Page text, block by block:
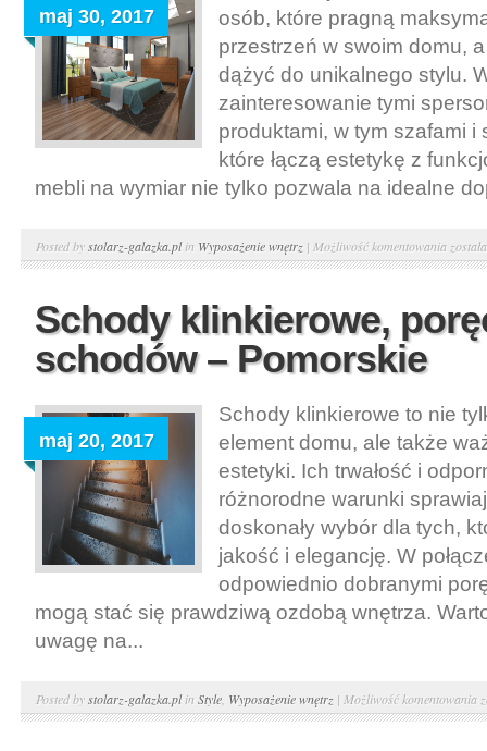
domu
–
Poznań
maj 30, 2017
osób, które pragną
przestrzeń w swoim domu,
dążyć do unikalnego stylu.
zainteresowanie tymi
produktami, w tym szafami i
które łączą estetykę z
mebli na wymiar nie tylko pozwala na idealne
Posted bystolarz-galazka.plin Wyposażenie wnętrz | Możliwość komentowania Meble
na
szafy
wymiar
–
Poznań
Schody klinkierowe,
schodów – Pomorskie
maj 20, 2017
Schody klinkierowe to nie
element domu, ale także
estetyki. Ich trwałość i
różnorodne warunki
doskonały wybór dla tych,
jakość i elegancję. W
odpowiednio dobranymi
mogą stać się prawdziwą ozdobą wnętrza.
uwagę na...
Posted bystolarz-galazka.plin Style Wyposażenie wnętrz | Możliwość komentowania